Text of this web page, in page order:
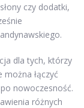
czy dodatki,
dla tych, którzy
łączyć
nowoczesność.
różnych